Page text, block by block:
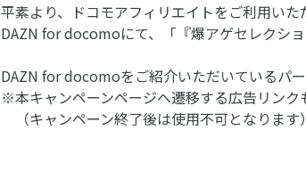
平素より、ドコモアフィリエイトをご利用いた
DAZN for docomoにて、「『爆アゲセレクシ
DAZN for docomoをご紹介いただいているパ
※本キャンペーンページへ遷移する広告リンク
（キャンペーン終了後は使用不可となります）